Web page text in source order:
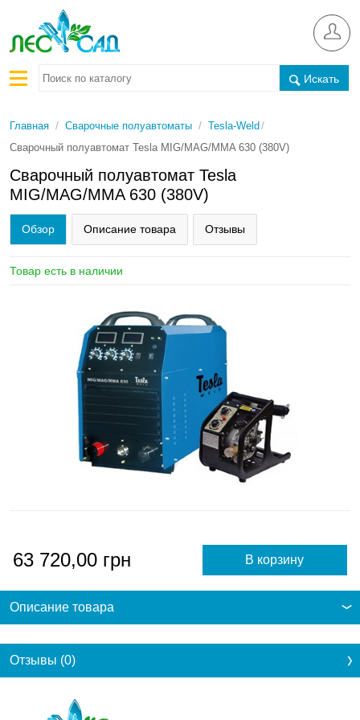
Искать
Главная / Сварочные полуавтоматы / Tesla-Weld /
Сварочный полуавтомат Tesla MIG/MAG/MMA 630 (380V)
Сварочный полуавтомат Tesla
MIG/MAG/MMA 630 (380V)
Обзор Описание товара Отзывы
Товар есть в наличии
63 720,00 грн
Описание товара
Отзывы (0)